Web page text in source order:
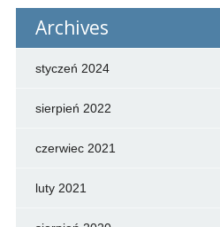
Archives
styczeń 2024
sierpień 2022
czerwiec 2021
luty 2021